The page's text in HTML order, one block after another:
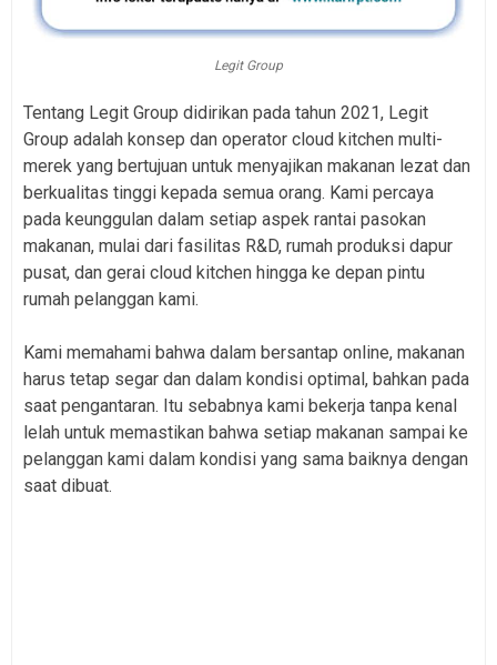
Legit Group
Tentang Legit Group didirikan pada tahun 2021, Legit
Group adalah konsep dan operator cloud kitchen multi-
merek yang bertujuan untuk menyajikan makanan lezat dan
berkualitas tinggi kepada semua orang. Kami percaya
pada keunggulan dalam setiap aspek rantai pasokan
makanan, mulai dari fasilitas R&D, rumah produksi dapur
pusat, dan gerai cloud kitchen hingga ke depan pintu
rumah pelanggan kami.
Kami memahami bahwa dalam bersantap online, makanan
harus tetap segar dan dalam kondisi optimal, bahkan pada
saat pengantaran. Itu sebabnya kami bekerja tanpa kenal
lelah untuk memastikan bahwa setiap makanan sampai ke
pelanggan kami dalam kondisi yang sama baiknya dengan
saat dibuat.